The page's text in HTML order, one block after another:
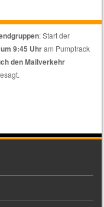
: Start der
9:45 Uhram Pumptrack
den Mailverkehr